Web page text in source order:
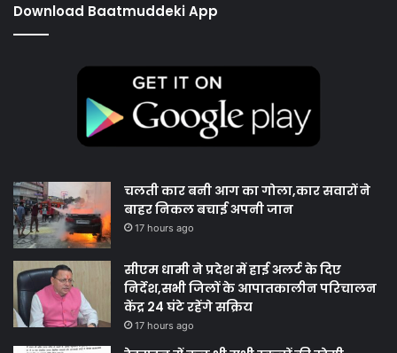
Download Baatmuddeki App
चलती कार बनी आग का गोला,कार सवारों ने
बाहर निकल बचाई अपनी जान
17 hours ago
सीएम धामी ने प्रदेश में हाई अलर्ट के दिए
निर्देश,सभी जिलों के आपातकालीन परिचालन
केंद्र 24 घंटे रहेंगे सक्रिय
17 hours ago